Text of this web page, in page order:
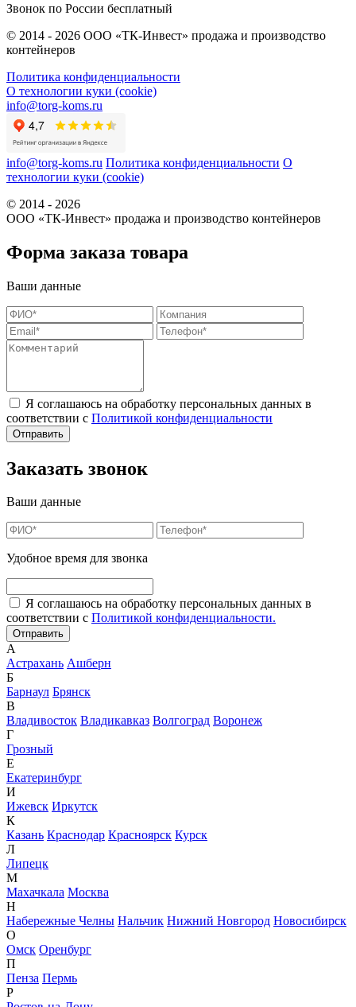
Звонок по России бесплатный
© 2014 - 2026 ООО «ТК-Инвест» продажа и производство
контейнеров
Политика конфиденциальности
О технологии куки (cookie)
info@torg-koms.ru
info@torg-koms.ru Политика конфиденциальности О
технологии куки (cookie)
© 2014 - 2026
ООО «ТК-Инвест» продажа и производство контейнеров
Форма заказа товара
Ваши данные
Я соглашаюсь на обработку персональных данных в
соответствии с Политикой конфиденциальности
Заказать звонок
Ваши данные
Удобное время для звонка
Я соглашаюсь на обработку персональных данных в
соответствии с Политикой конфиденциальности.
А
Астрахань Ашберн
Б
Барнаул Брянск
В
Владивосток Владикавказ Волгоград Воронеж
Г
Грозный
Е
Екатеринбург
И
Ижевск Иркутск
К
Казань Краснодар Красноярск Курск
Л
Липецк
М
Махачкала Москва
Н
Набережные Челны Нальчик Нижний Новгород Новосибирск
О
Омск Оренбург
П
Пенза Пермь
Р